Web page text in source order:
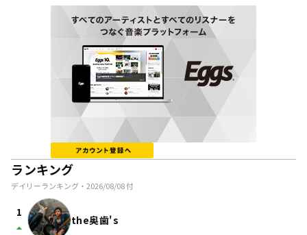
ランキング
デイリーランキング・ 2026/08/08付
1
arrow_drop_up the奥歯's